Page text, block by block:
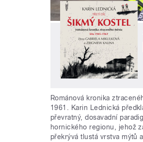
Románová kronika
1961. Karin Lednická
převratný, dosavadní
hornického regionu, jehož
překrývá tlustá vrstva mýtů